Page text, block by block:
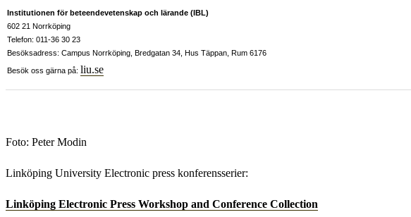
Institutionen för beteendevetenskap och lärande (IBL)
602 21 Norrköping
Telefon: 011-36 30 23
Besöksadress: Campus Norrköping, Bredgatan 34, Hus Täppan, Rum 6176
Besök oss gärna på: liu.se
Foto: Peter Modin
Linköping University Electronic press konferensserier:
Linköping Electronic Press Workshop and Conference Collection